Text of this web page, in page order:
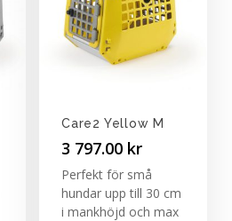
Care2 Yellow M
3 797.00 kr
Perfekt för små
hundar upp till 30 cm
i mankhöjd och max